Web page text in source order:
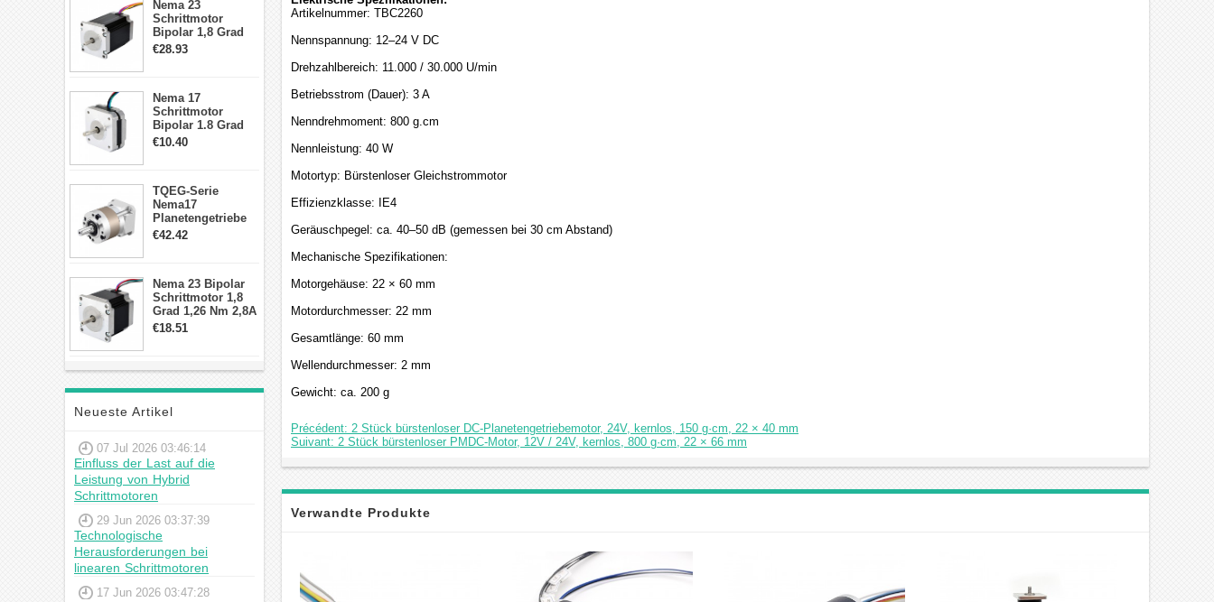
Nema 23
Schrittmotor
Bipolar 1,8 Grad
2,83Nm 4 A 2,26V
€28.93
Nema 17
Schrittmotor
Bipolar 1.8 Grad
8.7Ncm 1A 3.5V 4
€10.40
TQEG-Serie
Nema17
Planetengetriebe
10:1 Spiel 15Arc-
€42.42
Nema 23 Bipolar
Schrittmotor 1,8
Grad 1,26 Nm 2,8A
2,5V 4 Drähte
€18.51
Neueste Artikel
07 Jul 2026 03:46:14
Einfluss der Last auf die
Leistung von Hybrid
Schrittmotoren
29 Jun 2026 03:37:39
Technologische
Herausforderungen bei
linearen Schrittmotoren
17 Jun 2026 03:47:28
Artikelnummer: TBC2260
Nennspannung: 12–24 V DC
Drehzahlbereich: 11.000 / 30.000 U/min
Betriebsstrom (Dauer): 3 A
Nenndrehmoment: 800 g.cm
Nennleistung: 40 W
Motortyp: Bürstenloser Gleichstrommotor
Effizienzklasse: IE4
Geräuschpegel: ca. 40–50 dB (gemessen bei 30 cm Abstand)
Mechanische Spezifikationen:
Motorgehäuse: 22 × 60 mm
Motordurchmesser: 22 mm
Gesamtlänge: 60 mm
Wellendurchmesser: 2 mm
Gewicht: ca. 200 g
Précédent: 2 Stück bürstenloser DC-Planetengetriebemotor, 24V, kernlos, 150 g·cm, 22 × 40 mm
Suivant: 2 Stück bürstenloser PMDC-Motor, 12V / 24V, kernlos, 800 g·cm, 22 × 66 mm
Verwandte Produkte